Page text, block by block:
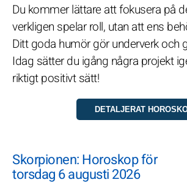
Du kommer lättare att fokusera på
verkligen spelar roll, utan att ens
Ditt goda humör gör underverk och
Idag sätter du igång några projekt
riktigt positivt sätt!
Skorpionen: Horoskop för
torsdag 6 augusti 2026